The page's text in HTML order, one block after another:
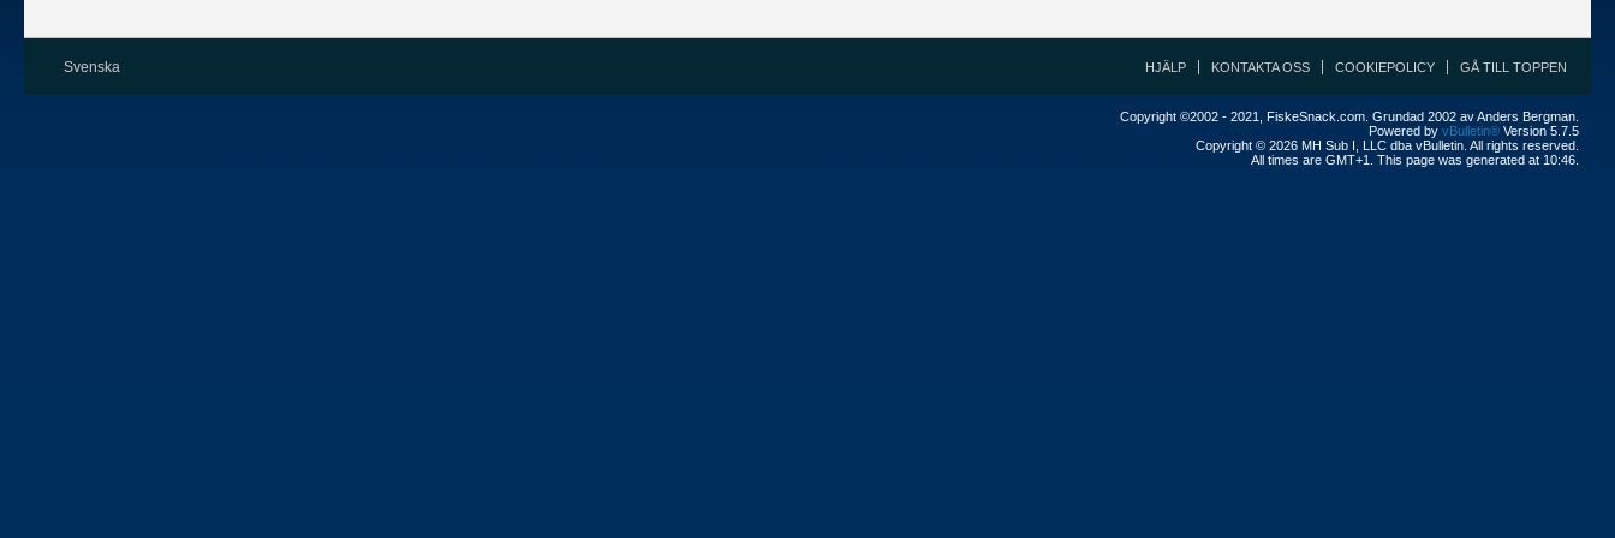
Svenska HJÄLP KONTAKTA OSS COOKIEPOLICY GÅ TILL TOPPEN
Copyright ©2002 - 2021, FiskeSnack.com. Grundad 2002 av Anders Bergman.
Powered by vBulletin® Version 5.7.5
Copyright © 2026 MH Sub I, LLC dba vBulletin. All rights reserved.
All times are GMT+1. This page was generated at 10:46.